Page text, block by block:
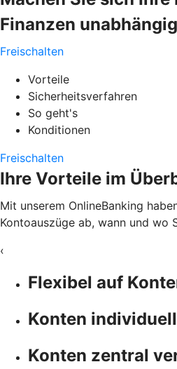
Finanzen
Freischalten
Vorteile
Sicherheitsverfahren
So geht's
Konditionen
Freischalten
Ihre Vorteile im
Mit unserem OnlineBanking
Kontoauszüge ab, wann und wo
‹
Flexibel auf
Konten
Konten zentral